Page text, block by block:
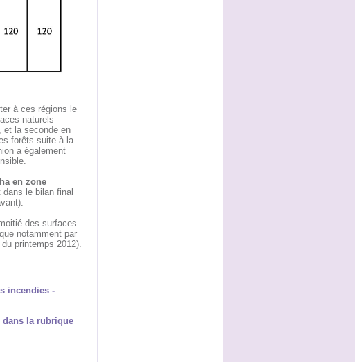
à ces régions le
naturels
et la seconde en
forêts suite à la
a également
en zone
le bilan final
des surfaces
notamment par
printemps 2012).
incendies -
dans la rubrique